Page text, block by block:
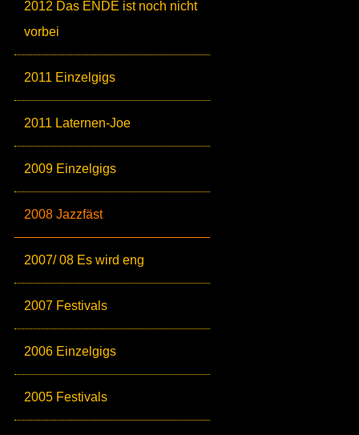
2012 Das ENDE ist noch nicht
vorbei
2011 Einzelgigs
2011 Laternen-Joe
2009 Einzelgigs
2008 Jazzfäst
2007/ 08 Es wird eng
2007 Festivals
2006 Einzelgigs
2005 Festivals